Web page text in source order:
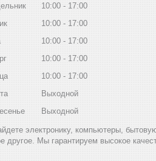
10:00
17:00
10:00
17:00
10:00
17:00
10:00
17:00
10:00
17:00
Выходной
Выходной
электронику, компьютеры,
другое. Мы гарантируем высокое